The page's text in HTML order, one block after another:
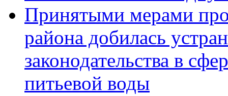
Принятыми мерами
района добилась
законодательства в
питьевой воды